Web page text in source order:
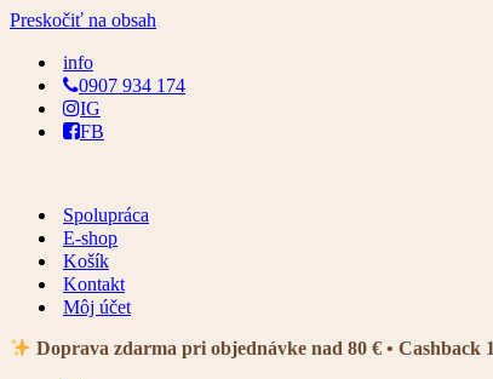
Preskočiť na obsah
info
0907 934 174
IG
FB
Spolupráca
E-shop
Košík
Kontakt
Môj účet
Doprava zdarma pri objednávke nad 80 € • Cashback